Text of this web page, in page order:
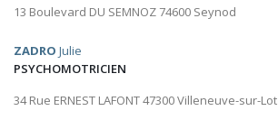
13 Boulevard DU SEMNOZ 74600 Seynod
ZADRO Julie
PSYCHOMOTRICIEN
34 Rue ERNEST LAFONT 47300 Villeneuve-sur-Lot